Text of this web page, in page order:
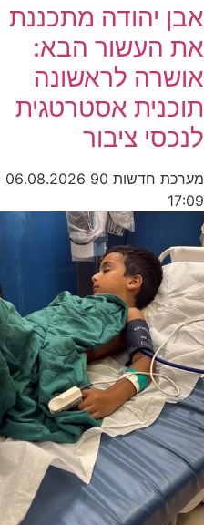
אבן יהודה מתכננת
את העשור הבא:
אושרה לראשונה
תוכנית אסטרטגית
לנכסי ציבור
מערכת חדשות 90
06.08.2026
17:09